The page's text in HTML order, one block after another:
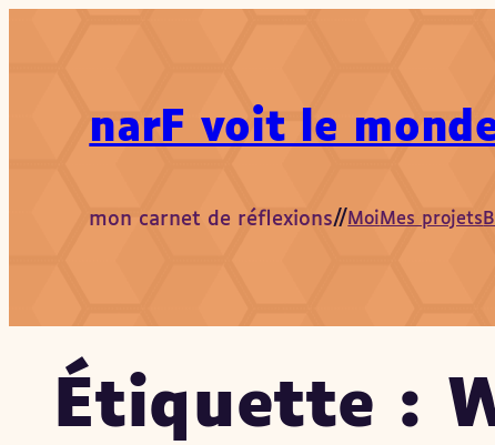
narF voit le
mon carnet de réflexions//MoiMes projets
Étiquette :